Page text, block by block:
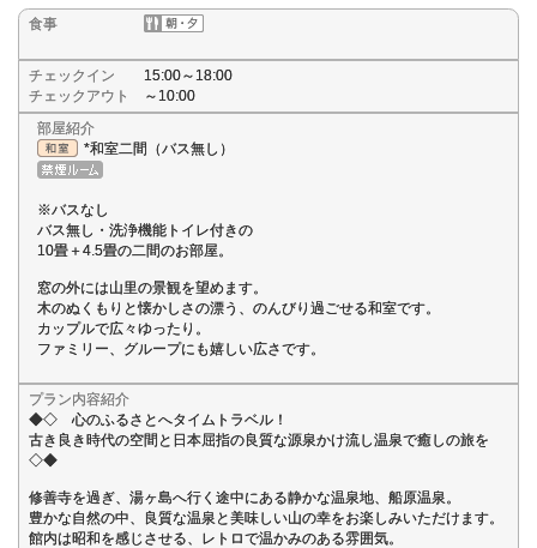
食事
チェックイン
15:00～18:00
チェックアウト
～10:00
部屋紹介
*和室二間（バス無し）
※バスなし
バス無し・洗浄機能トイレ付きの
10畳＋4.5畳の二間のお部屋。
窓の外には山里の景観を望めます。
木のぬくもりと懐かしさの漂う、のんびり過ごせる和室です。
カップルで広々ゆったり。
ファミリー、グループにも嬉しい広さです。
プラン内容紹介
◆◇ 心のふるさとへタイムトラベル！
古き良き時代の空間と日本屈指の良質な源泉かけ流し温泉で癒しの旅を
◇◆
修善寺を過ぎ、湯ヶ島へ行く途中にある静かな温泉地、船原温泉。
豊かな自然の中、良質な温泉と美味しい山の幸をお楽しみいただけます。
館内は昭和を感じさせる、レトロで温かみのある雰囲気。